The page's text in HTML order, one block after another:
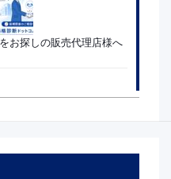
お探しの販売代理店様へ